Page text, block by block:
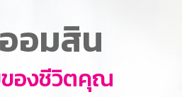
อมสิน
องชีวิตคุณ